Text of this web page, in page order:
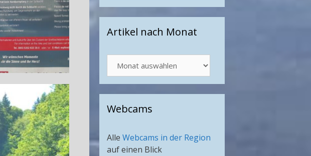
Artikel nach Monat
nach
Monat
Webcams
Alle Webcams in der Region
auf einen Blick